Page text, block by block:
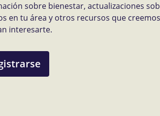
sobre bienestar, actualizaciones
en tu área y otros recursos que
interesarte.